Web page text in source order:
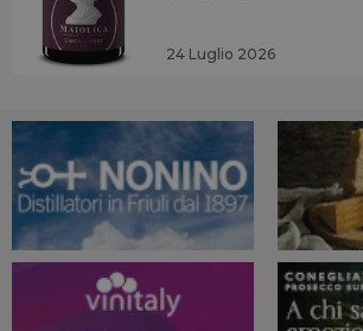
24 Luglio 2026